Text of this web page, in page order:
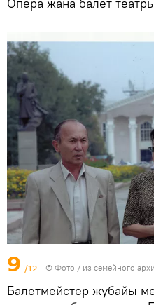
9 /12 © Фото / из семейного
Балетмейстер жубайы